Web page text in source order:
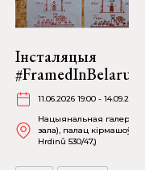
Інсталяцыя
#FramedInBelarus
11.06.2026 19:00 - 14.09.2026
Нацыянальная галерэя
зала), палац кірмашоў
Hrdinů 530/47,)